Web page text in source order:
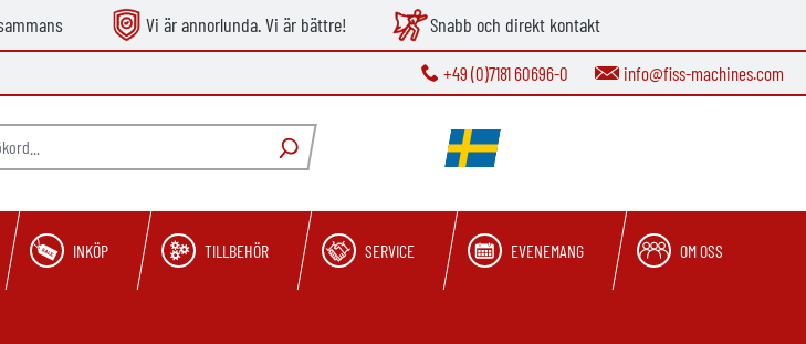
Vi är annorlunda. Vi är bättre! Snabb och direkt kontakt
+49 (0)7181 60696-0 info@fiss-machines.com
INKÖP TILLBEHÖR SERVICE EVENEMANG OM OSS